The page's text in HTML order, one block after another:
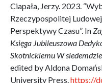
Ciapała, Jerzy. 2023.
Rzeczypospolitej
Perspektywy Czasu”. In
Księga Jubileuszowa
Skotnickiemu W
edited by Aldona
University Press.https://